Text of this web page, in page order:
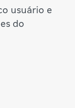
usuário e
do